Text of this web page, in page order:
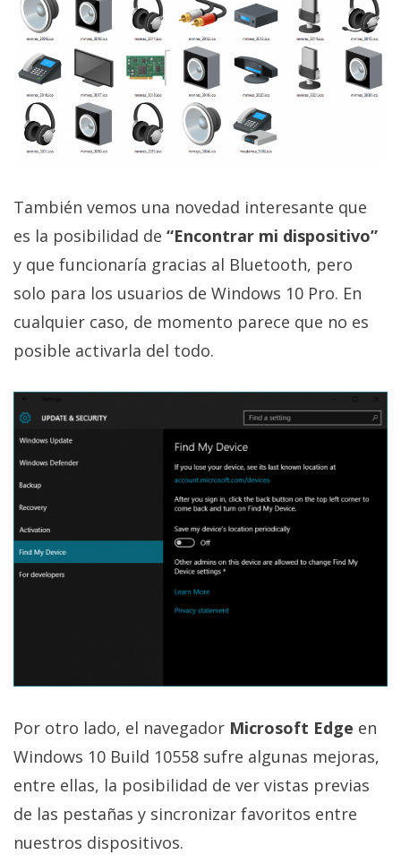
videojuegos,
comparativas,
trucos y
tutoriales.
El Grupo
Informático
(CC) 2006-
2026.Algunos
También vemos una novedad interesante que
es la posibilidad de “Encontrar mi dispositivo”
y que funcionaría gracias al Bluetooth, pero
solo para los usuarios de Windows 10 Pro. En
cualquier caso, de momento parece que no es
posible activarla del todo.
Por otro lado, el navegador Microsoft Edge en
Windows 10 Build 10558 sufre algunas mejoras,
entre ellas, la posibilidad de ver vistas previas
de las pestañas y sincronizar favoritos entre
nuestros dispositivos.